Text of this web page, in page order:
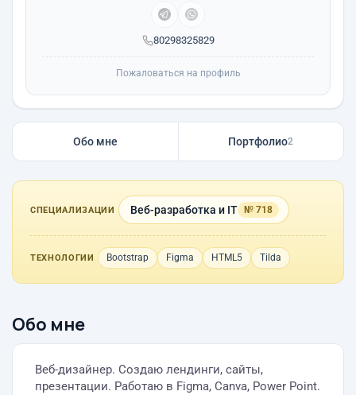
80298325829
Пожаловаться на профиль
Обо мне Портфолио2
СПЕЦИАЛИЗАЦИИ Веб-разработка и IT № 718
ТЕХНОЛОГИИ Bootstrap Figma HTML5 Tilda
Обо мне
Веб-дизайнер. Создаю лендинги, сайты,
презентации. Работаю в Figma, Canva, Power Point.